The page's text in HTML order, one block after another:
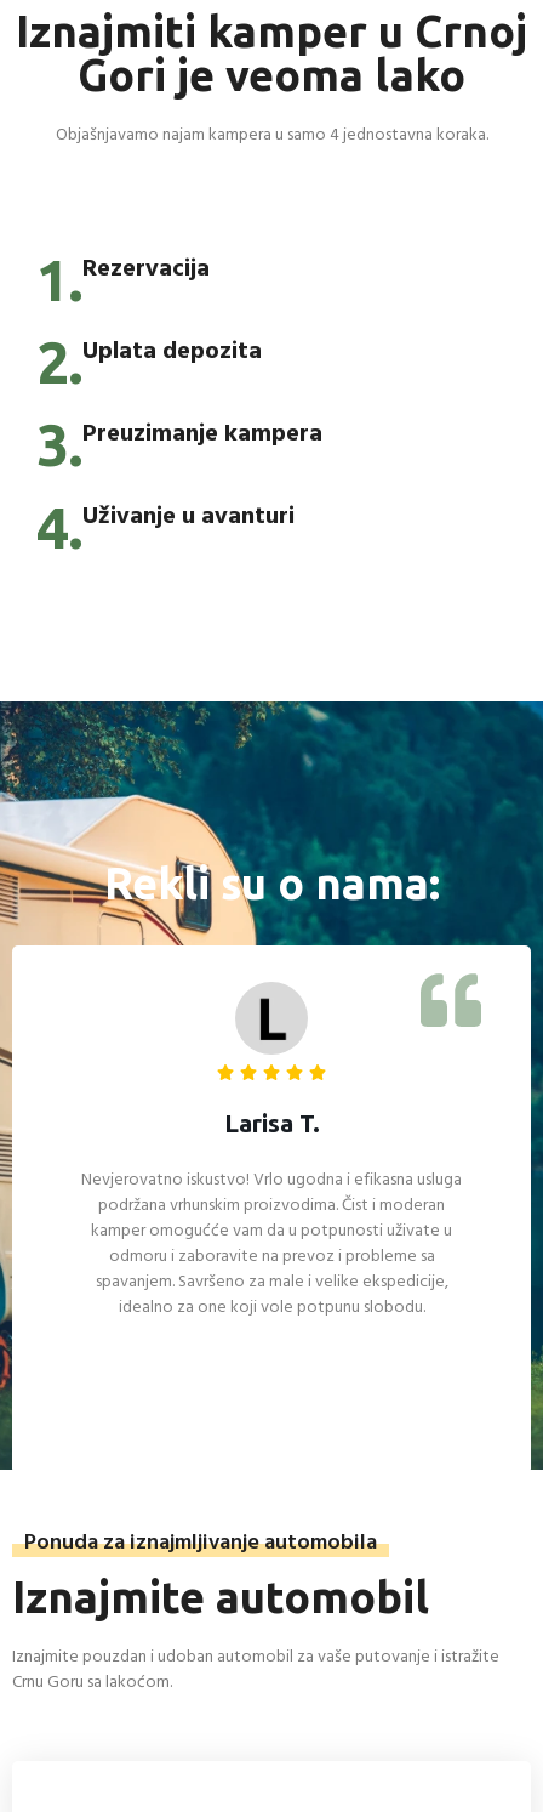
Iznajmiti kamper u Crnoj
Gori je veoma lako
Objašnjavamo najam kampera u samo 4 jednostavna koraka.
1.Rezervacija
2.Uplata depozita
3.Preuzimanje kampera
4.Uživanje u avanturi
Rekli su o nama:
Larisa T.
Nevjerovatno iskustvo! Vrlo ugodna i efikasna usluga
podržana vrhunskim proizvodima. Čist i moderan
kamper omogućće vam da u potpunosti uživate u
odmoru i zaboravite na prevoz i probleme sa
spavanjem. Savršeno za male i velike ekspedicije,
idealno za one koji vole potpunu slobodu.
Ponuda za iznajmljivanje automobila
Iznajmite automobil
Iznajmite pouzdan i udoban automobil za vaše putovanje i istražite
Crnu Goru sa lakoćom.